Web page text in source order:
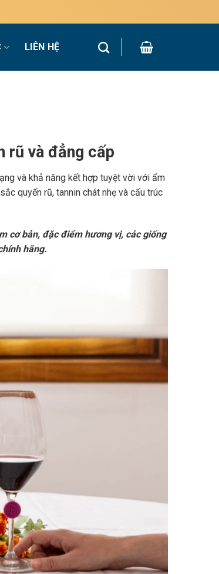
LIÊN HỆ
rũ và đẳng cấp
và khả năng kết hợp tuyệt vời với ẩm
quyến rũ, tannin chát nhẹ và cấu trúc
cơ bản, đặc điểm hương vị, các giống
hãng.